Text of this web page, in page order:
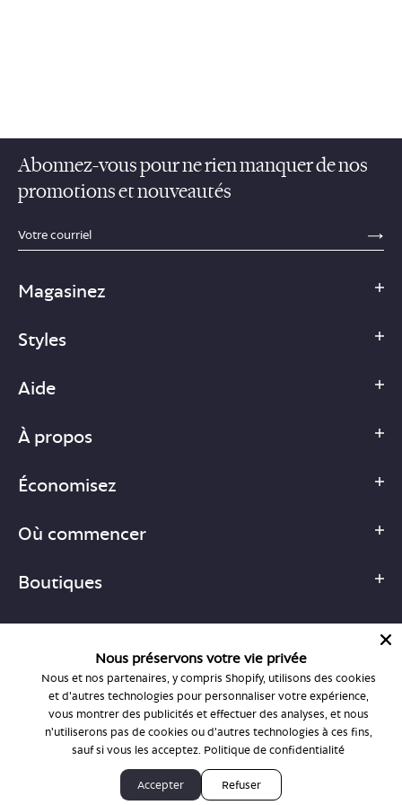
Abonnez-vous pour ne rien manquer de nos
promotions et nouveautés
sections.footer.email_field_ada_label
Magasinez
Styles
Aide
À propos
Économisez
Où commencer
Boutiques
1-877-755-6659
support@bonlook.com
© BonLook 2026, exploité par BonLook Optique et BonLook BC.
Dr Frédéric Marchand, optométriste.
Nous préservons votre vie privée
Nous et nos partenaires, y compris Shopify, utilisons des cookies
et d'autres technologies pour personnaliser votre expérience,
vous montrer des publicités et effectuer des analyses, et nous
n'utiliserons pas de cookies ou d'autres technologies à ces fins,
sauf si vous les acceptez. Politique de confidentialité
Accepter Refuser